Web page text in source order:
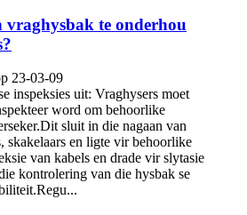
vraghysbak te onderhou
23-03-09
inspeksies uit: Vraghysers moet
word om behoorlike
sluit in die nagaan van
skakelaars en ligte vir behoorlike
van kabels en drade vir slytasie
kontrolering van die hysbak se